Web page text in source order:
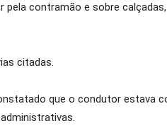
contramão e sobre calçadas,
citadas.
que o condutor estava